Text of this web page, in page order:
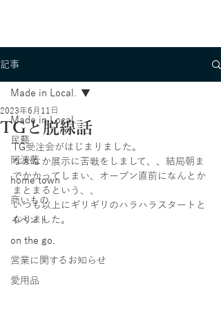
記事
Made in Local.
民藝
阿波藍
home town
商いもの
イベント
on the go.
営業に関するお知らせ
愛用品
Made in Local.
TGと脱線話
2023年6月11日
TG受注会がはじまりました。
なかなか展示に苦戦をしまして、、結局朝ま
でかかってしまい、オープン直前になんとか
まとまるという、、
いつも以上にギリギリのハラハラスタートと
なりました。